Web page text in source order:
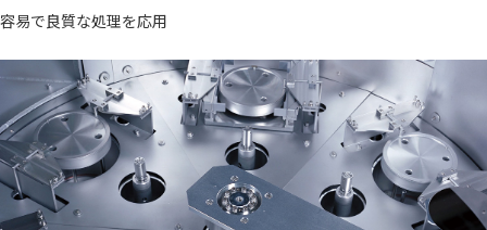
容易で良質な処理を応用